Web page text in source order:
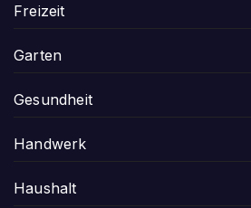
Freizeit
Garten
Gesundheit
Handwerk
Haushalt